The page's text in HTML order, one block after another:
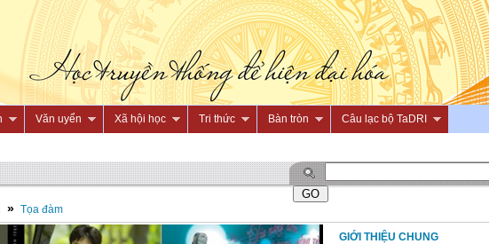
Văn uyển Xã hội học Tri thức Bàn tròn Câu lạc bộ TaDRI
» Tọa đàm
GIỚI THIỆU CHUNG